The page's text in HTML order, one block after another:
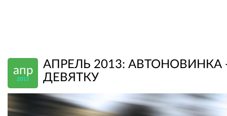
апр
2013
АПРЕЛЬ 2013: АВТОНОВИНКА
ДЕВЯТКУ